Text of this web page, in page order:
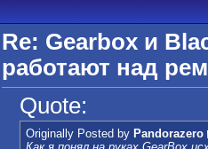
Re: Gearbox и
работают над
Quote:
Originally Posted by Pandorazero